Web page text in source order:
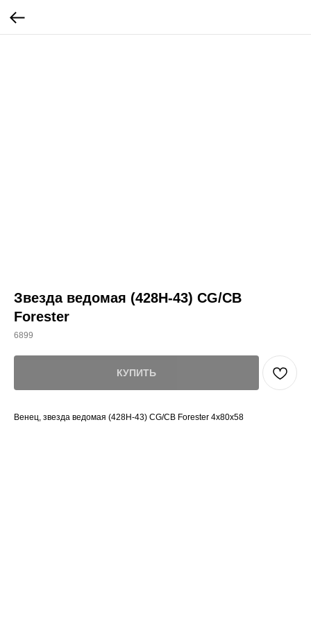
Звезда ведомая (428H-43) CG/CB
Forester
6899
КУПИТЬ
Венец, звезда ведомая (428H-43) CG/CB Forester 4х80х58